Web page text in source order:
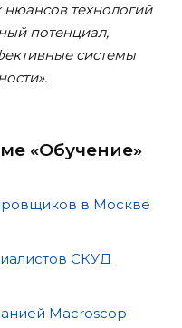
нюансов технологий
потенциал,
системы
«Обучение»
в Москве
СКУД
Macroscop